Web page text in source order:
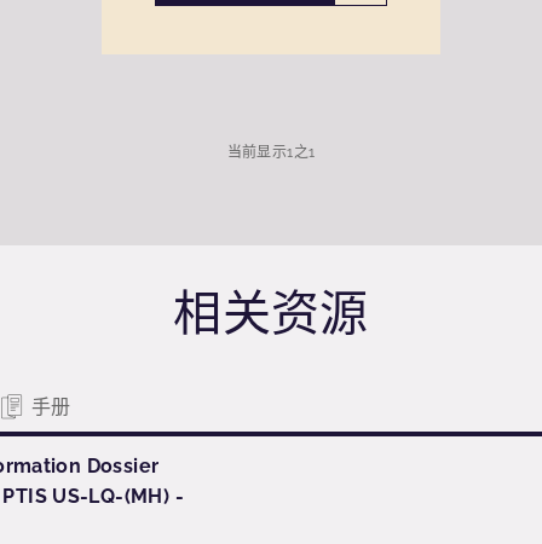
当前显示1之1
相关资源
手册
Dossier
US-LQ-(MH) -